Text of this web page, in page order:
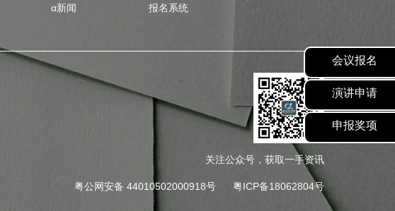
会议报名
演讲申请
申报奖项
α新闻 报名系统
关注公众号，获取一手资讯
粤公网安备 44010502000918号 粤ICP备18062804号